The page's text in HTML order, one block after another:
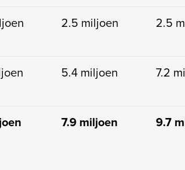
2.5 miljoen 2.5
5.4 miljoen 7.2
7.9 miljoen 9.7